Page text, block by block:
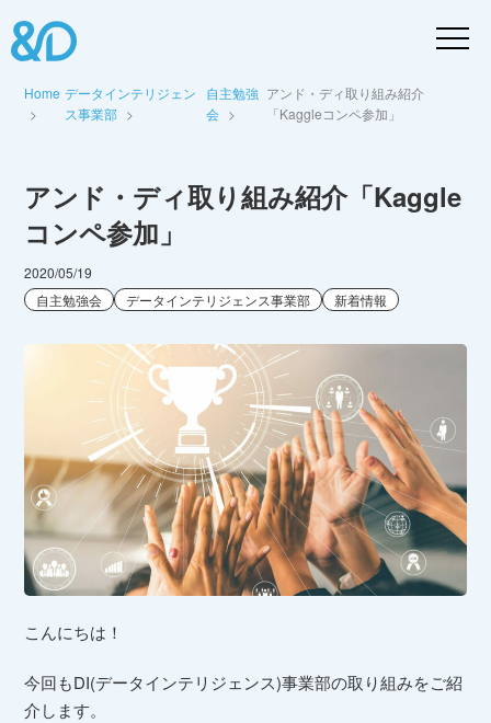
Home データインテリジェン
ス事業部
自主勉強
会
アンド・ディ取り組み紹介
「Kaggleコンペ参加」
アンド・ディ取り組み紹介「Kaggle
コンペ参加」
2020/05/19
自主勉強会
データインテリジェンス事業部 新着情報
こんにちは！
今回もDI(データインテリジェンス)事業部の取り組みをご紹
介します。